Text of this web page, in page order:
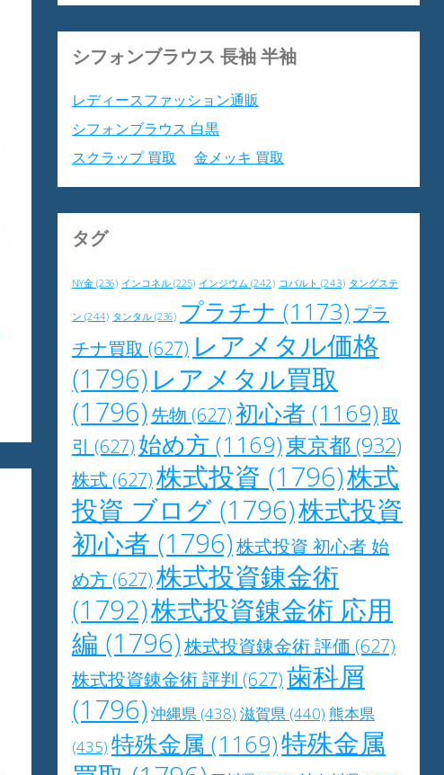
シフォンブラウス 長袖 半袖
レディースファッション通販
シフォンブラウス 白黒
スクラップ 買取
金メッキ 買取
タグ
NY金 (236) インコネル (225) インジウム (242) コバルト (243) タングステ
ン (244) タンタル (236) プラチナ (1173) プラ
チナ買取 (627) レアメタル価格
(1796) レアメタル買取
(1796)先物 (627)初心者 (1169)取
引 (627) 始め方 (1169)東京都(932)
株式 (627)株式投資 (1796)株式
投資 ブログ (1796)株式投資
初心者 (1796)株式投資 初心者 始
め方 (627)株式投資錬金術
(1792)株式投資錬金術 応用
編 (1796)株式投資錬金術 評価 (627)
株式投資錬金術 評判 (627)歯科屑
(1796)沖縄県 (438) 滋賀県 (440) 熊本県
(435) 特殊金属 (1169)特殊金属